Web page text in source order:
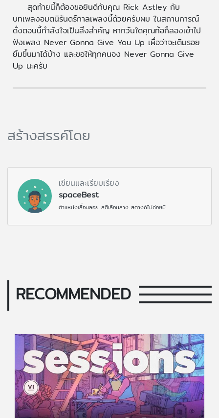
สุดท้ายนี้ก็ต้องขอยินดีกับคุณ Rick Astley กับ
บทเพลงอมตนิรันดร์กาลเพลงนี้ด้วยครับผม ในสถานการณ์
ดั่งตอนนี้กำลังใจเป็นสิ่งสำคัญ หากวันใดคุณท้อก็ลองเข้าไป
ฟังเพลง Never Gonna Give You Up เผื่อว่าจะเติมรอย
ยิ้มขึ้นมาได้บ้าง และขอให้ทุกคนจง Never Gonna Give
Up นะครับ
สร้างสรรค์โดย
เขียนและเรียบเรียง
spaceBest
ตำแหน่งเลื่อนลอย สติเลือนลาง สตางค์ไม่ค่อยมี
RECOMMENDED